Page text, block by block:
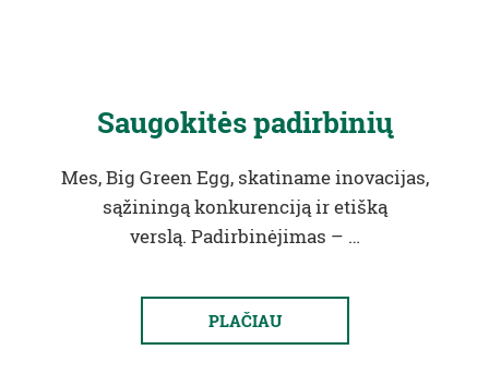
Saugokitės padirbinių
Mes, Big Green Egg, skatiname inovacijas,
sąžiningą konkurenciją ir etišką
verslą. Padirbinėjimas – …
PLAČIAU